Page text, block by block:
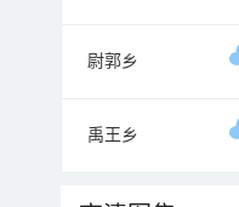
尉郭乡
禹王乡